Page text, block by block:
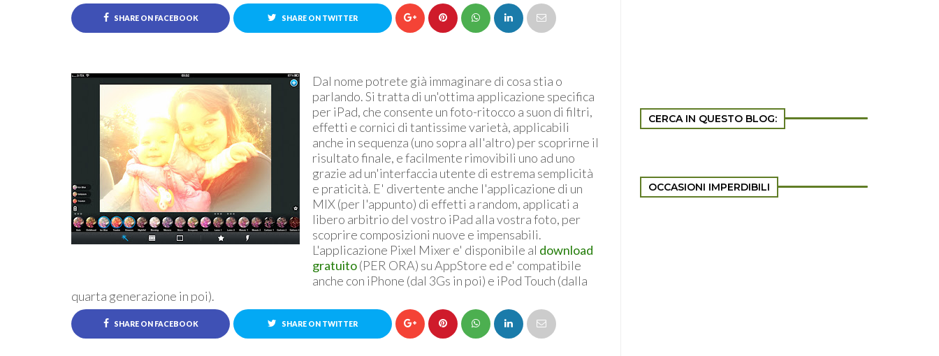
SHARE ON FACEBOOK SHARE ON TWITTER
Dal nome potrete già immaginare di cosa stia o
parlando. Si tratta di un'ottima applicazione specifica
per iPad, che consente un foto-ritocco a suon di filtri,
effetti e cornici di tantissime varietà, applicabili
anche in sequenza (uno sopra all'altro) per scoprirne il
risultato finale, e facilmente rimovibili uno ad uno
grazie ad un'interfaccia utente di estrema semplicità
e praticità. E' divertente anche l'applicazione di un
MIX (per l'appunto) di effetti a random, applicati a
libero arbitrio del vostro iPad alla vostra foto, per
scoprire composizioni nuove e impensabili.
L'applicazione Pixel Mixer e' disponibile al download
gratuito(PER ORA) su AppStore ed e' compatibile
anche con iPhone (dal 3Gs in poi) e iPod Touch (dalla
quarta generazione in poi).
SHARE ON FACEBOOK SHARE ON TWITTER
CERCA IN QUESTO BLOG:
OCCASIONI IMPERDIBILI